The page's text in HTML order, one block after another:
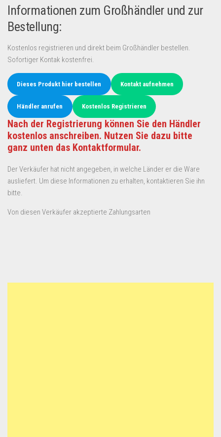
Informationen zum Großhändler und zur
Bestellung:
Kostenlos registrieren und direkt beim Großhändler bestellen.
Sofortiger Kontak kostenfrei.
Dieses Produkt hier bestellen Kontakt aufnehmen
Händler anrufen Kostenlos Registrieren
Nach der Registrierung können Sie den Händler
kostenlos anschreiben. Nutzen Sie dazu bitte
ganz unten das Kontaktformular.
Der Verkäufer hat nicht angegeben, in welche Länder er die Ware
ausliefert. Um diese Informationen zu erhalten, kontaktieren Sie ihn
bitte.
Von diesen Verkäufer akzeptierte Zahlungsarten